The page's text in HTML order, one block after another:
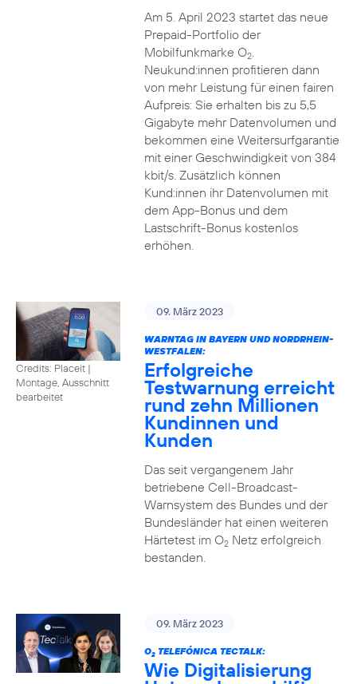
Am 5. April 2023 startet das neue
Prepaid-Portfolio der
Mobilfunkmarke O2.
Neukund:innen profitieren dann
von mehr Leistung für einen fairen
Aufpreis: Sie erhalten bis zu 5,5
Gigabyte mehr Datenvolumen und
bekommen eine Weitersurfgarantie
mit einer Geschwindigkeit von 384
kbit/s. Zusätzlich können
Kund:innen ihr Datenvolumen mit
dem App-Bonus und dem
Lastschrift-Bonus kostenlos
erhöhen.
Credits: Placeit |
Montage, Ausschnitt
bearbeitet
09. März 2023
WARNTAG IN BAYERN UND NORDRHEIN-
WESTFALEN:
Erfolgreiche
Testwarnung erreicht
rund zehn Millionen
Kundinnen und
Kunden
Das seit vergangenem Jahr
betriebene Cell-Broadcast-
Warnsystem des Bundes und der
Bundesländer hat einen weiteren
Härtetest im O2Netz erfolgreich
bestanden.
09. März 2023
O2TELEFÓNICA TECTALK:
Wie Digitalisierung